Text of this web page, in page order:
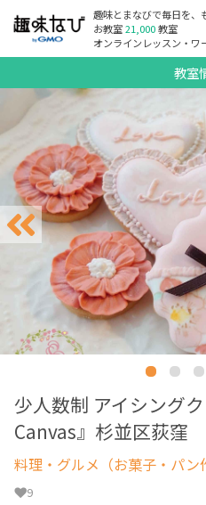
趣味とまなびで毎日を、
お教室21,000教室
オンラインレッスン・
教室
少人数制 アイシング
Canvas』杉並区荻窪
料理・グルメ（お菓子・パン
9